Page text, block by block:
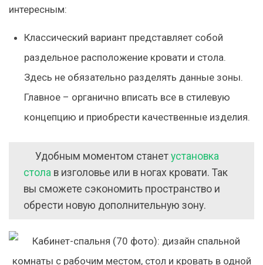
интересным:
Классический вариантпредставляет собой
раздельное расположение кровати и стола.
Здесь не обязательно разделять данные зоны.
Главное – органично вписать все в стилевую
концепцию и приобрести качественные изделия.
Удобным моментом станет установка
стола в изголовье или в ногах кровати. Так
вы сможете сэкономить пространство и
обрести новую дополнительную зону.